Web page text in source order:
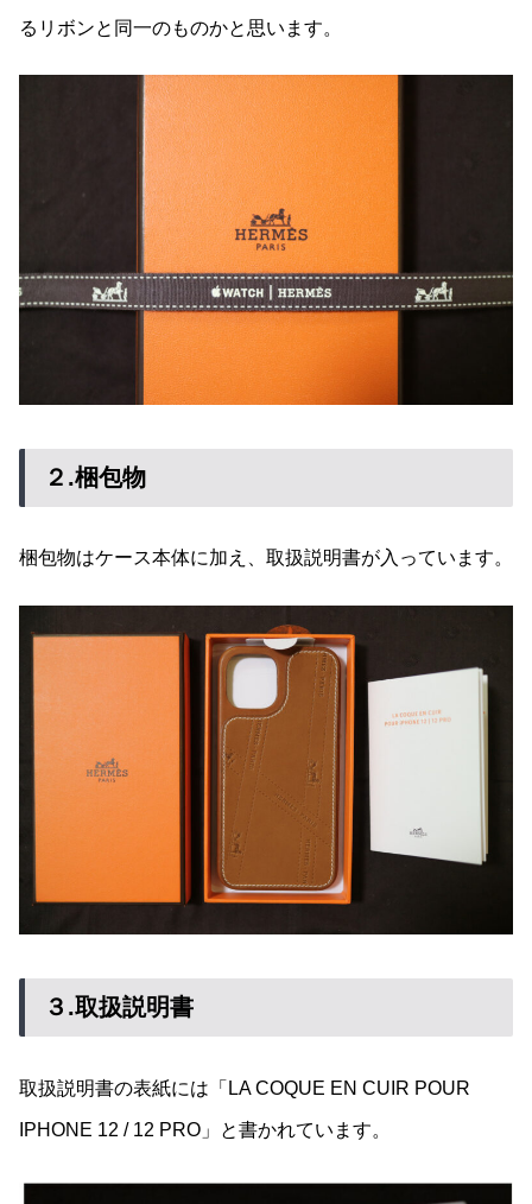
るリボンと同一のものかと思います。
２.梱包物
梱包物はケース本体に加え、取扱説明書が入っています。
３.取扱説明書
取扱説明書の表紙には「LA COQUE EN CUIR POUR
IPHONE 12 / 12 PRO」と書かれています。